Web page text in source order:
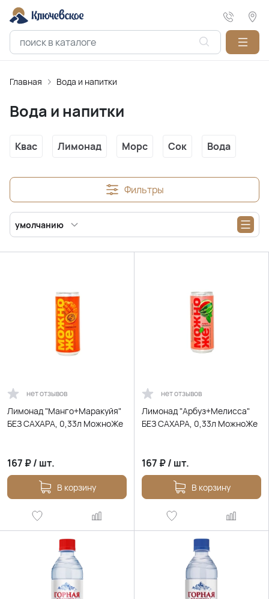
Главная Вода и напитки
Вода и напитки
Квас Лимонад Морс Сок Вода
Фильтры
умолчанию
нет отзывов
Лимонад "Манго+Маракуйя"
БЕЗ САХАРА, 0,33л МожноЖе
167 ₽/ шт.
В корзину
нет отзывов
Лимонад "Арбуз+Мелисса"
БЕЗ САХАРА, 0,33л МожноЖе
167 ₽/ шт.
В корзину